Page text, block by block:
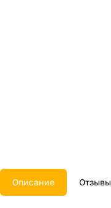
Описание Отзывы